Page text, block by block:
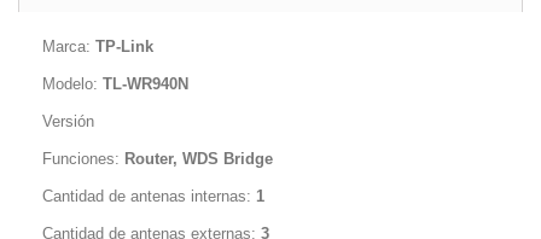
Marca: TP-Link
Modelo: TL-WR940N
Versión
Funciones: Router, WDS Bridge
Cantidad de antenas internas: 1
Cantidad de antenas externas: 3